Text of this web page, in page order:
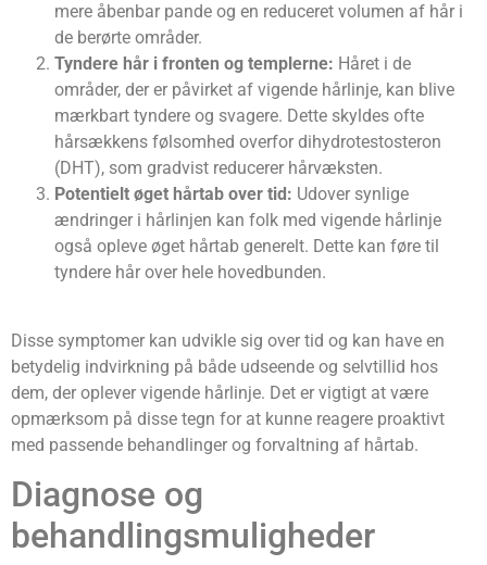
mere åbenbar pande og en reduceret volumen af hår i
de berørte områder.
Tyndere hår i fronten og templerne: Håret i de
områder, der er påvirket af vigende hårlinje, kan blive
mærkbart tyndere og svagere. Dette skyldes ofte
hårsækkens følsomhed overfor dihydrotestosteron
(DHT), som gradvist reducerer hårvæksten.
Potentielt øget hårtab over tid: Udover synlige
ændringer i hårlinjen kan folk med vigende hårlinje
også opleve øget hårtab generelt. Dette kan føre til
tyndere hår over hele hovedbunden.
Disse symptomer kan udvikle sig over tid og kan have en
betydelig indvirkning på både udseende og selvtillid hos
dem, der oplever vigende hårlinje. Det er vigtigt at være
opmærksom på disse tegn for at kunne reagere proaktivt
med passende behandlinger og forvaltning af hårtab.
Diagnose og
behandlingsmuligheder